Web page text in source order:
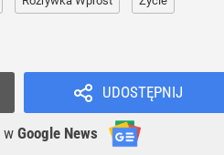
UDOSTĘPNIJ
w Google News